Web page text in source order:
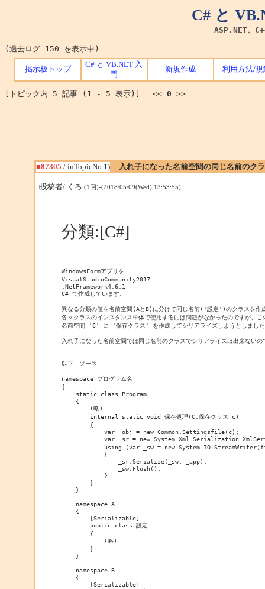
C# と
ASP.NET、
(過去ログ 150 を表示中)
掲示板トップ
C# と VB.NET 入
門
新規作成 利用方法/規
[トピック内 5 記事 (1 - 5 表示)] << 0 >>
■87305 / inTopicNo.1) 入れ子になった名前空間の同じ名前のク
□投稿者/ くろ (1回)-(2018/05/09(Wed) 13:53:55)
分類:[C#]
WindowsFormアプリを
VisualStudioCommunity2017
.NetFramework4.6.1
C# で作成しています。
異なる分類の値を名前空間(AとB)に分けて同じ名前('設定')のクラスを作
各々クラスのインスタンス単体で使用するには問題がなかったのですが、
名前空間 'C' に '保存クラス' を作成してシリアライズしようとしました
入れ子になった名前空間では同じ名前のクラスでシリアライズは出来ないの
以下、ソース
namespace プログラム名
{
    static class Program
    {
        (略)
        internal static void 保存処理(C.保存クラス c)
var _sr = new
using (var _sw = new
            {
                _sr.Serialize(_sw, _app);
                _sw.Flush();
            }
    }
    namespace A
    {
    }
    namespace B
    {
        [Serializable]